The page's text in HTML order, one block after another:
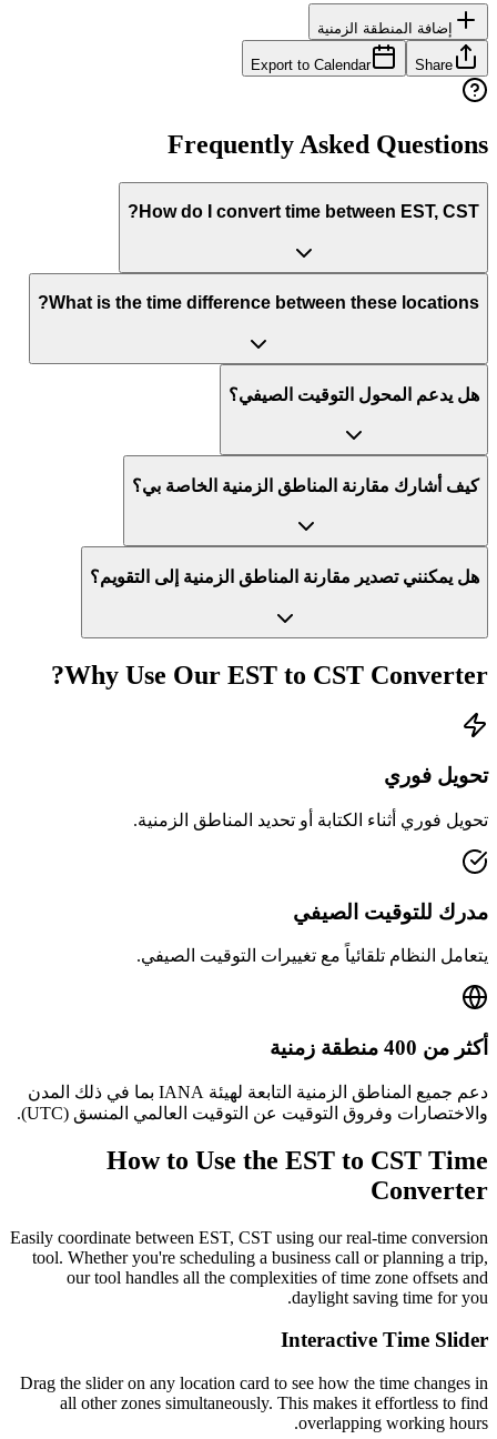
إضافة المنطقة الزمنية
Share
Export to Calendar
Frequently Asked Questions
How do I convert time between EST, CST?
What is the time difference between these locations?
هل يدعم المحول التوقيت الصيفي؟
كيف أشارك مقارنة المناطق الزمنية الخاصة بي؟
هل يمكنني تصدير مقارنة المناطق الزمنية إلى التقويم؟
Why Use Our EST to CST Converter?
تحويل فوري
تحويل فوري أثناء الكتابة أو تحديد المناطق الزمنية.
مدرك للتوقيت الصيفي
يتعامل النظام تلقائياً مع تغييرات التوقيت الصيفي.
أكثر من 400 منطقة زمنية
دعم جميع المناطق الزمنية التابعة لهيئة IANA بما في ذلك المدن
والاختصارات وفروق التوقيت عن التوقيت العالمي المنسق (UTC).
How to Use the EST to CST Time
Converter
Easily coordinate between EST, CST using our real-time conversion
tool. Whether you're scheduling a business call or planning a trip,
our tool handles all the complexities of time zone offsets and
daylight saving time for you.
Interactive Time Slider
Drag the slider on any location card to see how the time changes in
all other zones simultaneously. This makes it effortless to find
overlapping working hours.